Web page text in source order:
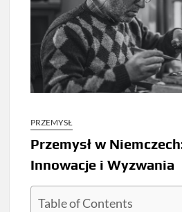
PRZEMYSŁ
Przemysł w
Innowacje i Wyzwania
Table of Contents